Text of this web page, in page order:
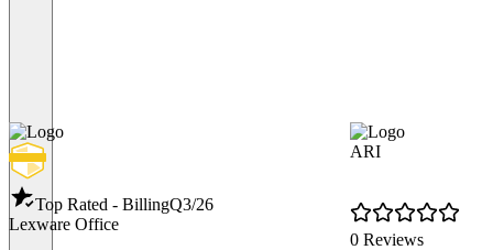
Top Rated - BillingQ3/26
Lexware Office
ARI
0 Reviews